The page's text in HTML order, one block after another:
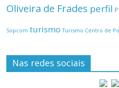
Oliveira de Frades perfil
Sopcom turismo Turismo Centro de
Nas redes sociais